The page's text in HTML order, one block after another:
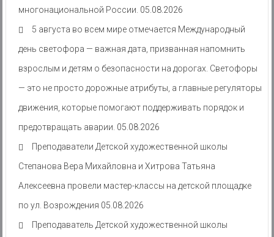
многонациональной России. 05.08.2026
5 августа во всем мире отмечается Международный
день светофора — важная дата, призванная напомнить
взрослым и детям о безопасности на дорогах. Светофоры
— это не просто дорожные атрибуты, а главные регуляторы
движения, которые помогают поддерживать порядок и
предотвращать аварии. 05.08.2026
Преподаватели Детской художественной школы
Степанова Вера Михайловна и Хитрова Татьяна
Алексеевна провели мастер-классы на детской площадке
по ул. Возрождения 05.08.2026
Преподаватель Детской художественной школы